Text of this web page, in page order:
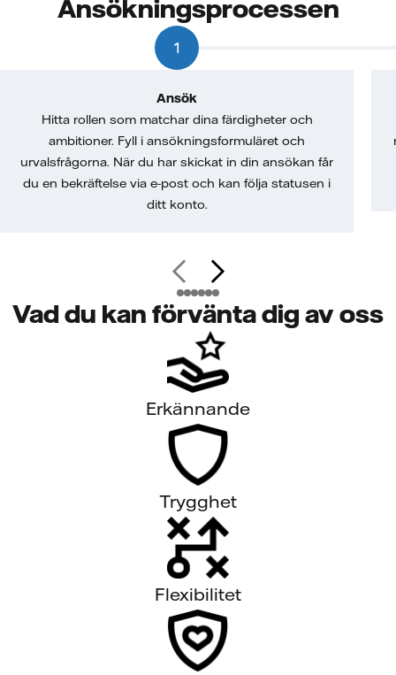
Ansökningsprocessen
1
Ansök
Hitta rollen som matchar dina färdigheter och
ambitioner. Fyll i ansökningsformuläret och
urvalsfrågorna. När du har skickat in din ansökan får
du en bekräftelse via e-post och kan följa statusen i
ditt konto.
Vad du kan förvänta dig av oss
Erkännande
Trygghet
Flexibilitet